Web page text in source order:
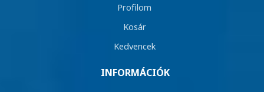
Profilom
Kosár
Kedvencek
INFORMÁCIÓK